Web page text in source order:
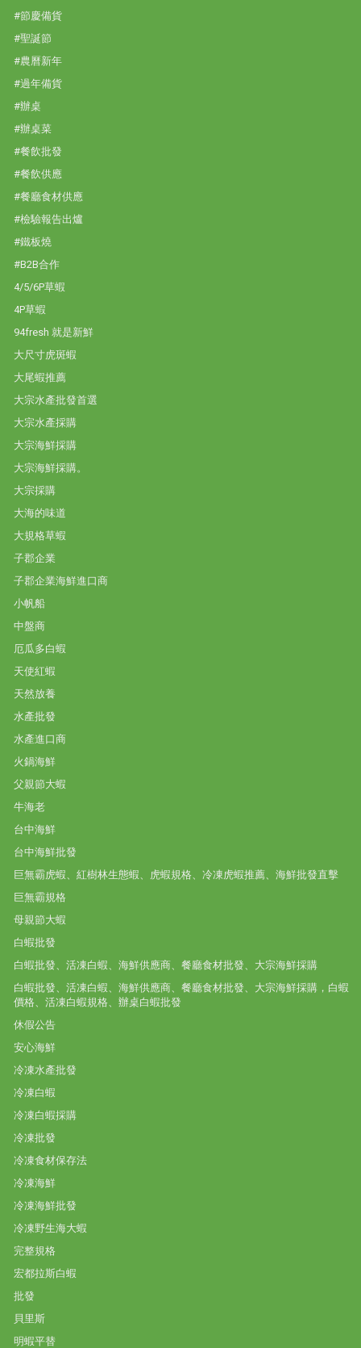
#節慶備貨
#聖誕節
#農曆新年
#過年備貨
#辦桌
#辦桌菜
#餐飲批發
#餐飲供應
#餐廳食材供應
#檢驗報告出爐
#鐵板燒
#B2B合作
4/5/6P草蝦
4P草蝦
94fresh 就是新鮮
大尺寸虎斑蝦
大尾蝦推薦
大宗水產批發首選
大宗水產採購
大宗海鮮採購
大宗海鮮採購。
大宗採購
大海的味道
大規格草蝦
子郡企業
子郡企業海鮮進口商
小帆船
中盤商
厄瓜多白蝦
天使紅蝦
天然放養
水產批發
水產進口商
火鍋海鮮
父親節大蝦
牛海老
台中海鮮
台中海鮮批發
巨無霸虎蝦、紅樹林生態蝦、虎蝦規格、冷凍虎蝦推薦、海鮮批發直擊
巨無霸規格
母親節大蝦
白蝦批發
白蝦批發、活凍白蝦、海鮮供應商、餐廳食材批發、大宗海鮮採購
白蝦批發、活凍白蝦、海鮮供應商、餐廳食材批發、大宗海鮮採購，白蝦
價格、活凍白蝦規格、辦桌白蝦批發
休假公告
安心海鮮
冷凍水產批發
冷凍白蝦
冷凍白蝦採購
冷凍批發
冷凍食材保存法
冷凍海鮮
冷凍海鮮批發
冷凍野生海大蝦
完整規格
宏都拉斯白蝦
批發
貝里斯
明蝦平替